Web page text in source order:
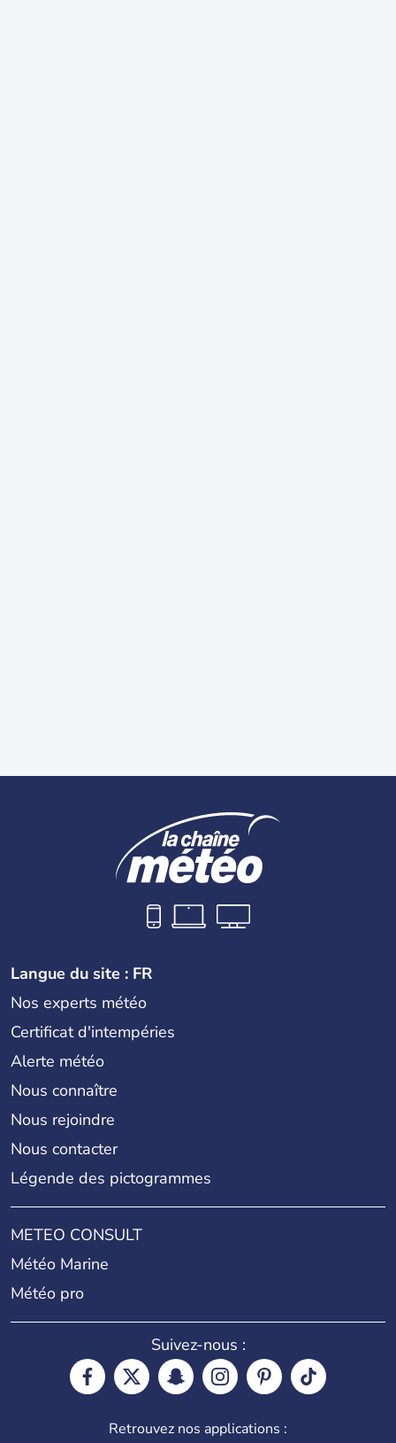
Langue du site : FR
Nos experts météo
Certificat d'intempéries
Alerte météo
Nous connaître
Nous rejoindre
Nous contacter
Légende des pictogrammes
METEO CONSULT
Météo Marine
Météo pro
Suivez-nous :
Retrouvez nos applications :